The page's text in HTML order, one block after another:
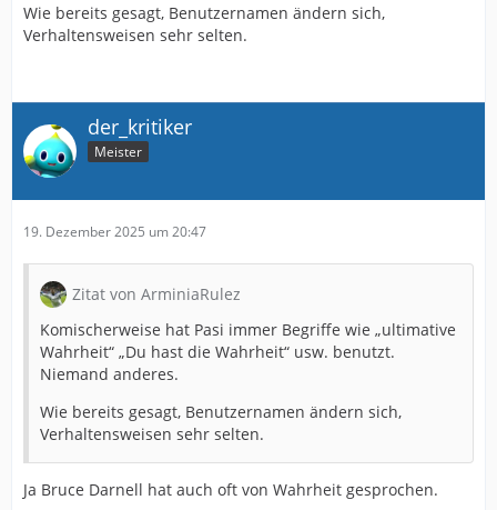
Wie bereits gesagt, Benutzernamen ändern sich,
Verhaltensweisen sehr selten.
der_kritiker
Meister
19. Dezember 2025 um 20:47
Zitat von ArminiaRulez
Komischerweise hat Pasi immer Begriffe wie „ultimative
Wahrheit“ „Du hast die Wahrheit“ usw. benutzt.
Niemand anderes.
Wie bereits gesagt, Benutzernamen ändern sich,
Verhaltensweisen sehr selten.
Ja Bruce Darnell hat auch oft von Wahrheit gesprochen.